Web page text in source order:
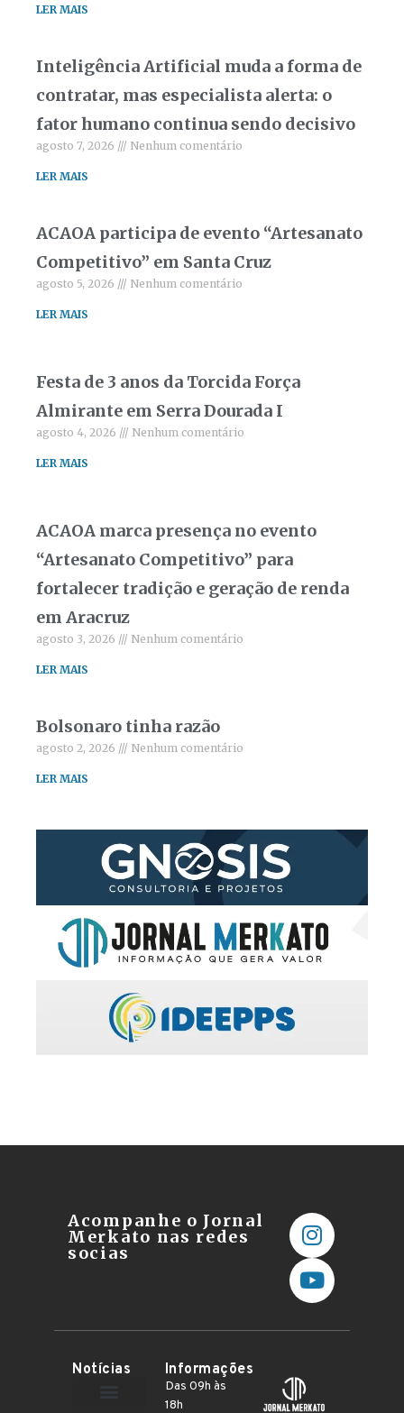
LER MAIS
Inteligência Artificial muda a forma de
contratar, mas especialista alerta: o
fator humano continua sendo decisivo
agosto 7, 2026 Nenhum comentário
LER MAIS
ACAOA participa de evento “Artesanato
Competitivo” em Santa Cruz
agosto 5, 2026 Nenhum comentário
LER MAIS
Festa de 3 anos da Torcida Força
Almirante em Serra Dourada I
agosto 4, 2026 Nenhum comentário
LER MAIS
ACAOA marca presença no evento
“Artesanato Competitivo” para
fortalecer tradição e geração de renda
em Aracruz
agosto 3, 2026 Nenhum comentário
LER MAIS
Bolsonaro tinha razão
agosto 2, 2026 Nenhum comentário
LER MAIS
Acompanhe o Jornal
Merkato nas redes
socias
Notícias Informações
Das 09h às
18h